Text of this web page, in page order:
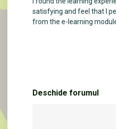
satisfying and feel that I
from the e-learning
Deschide forumul